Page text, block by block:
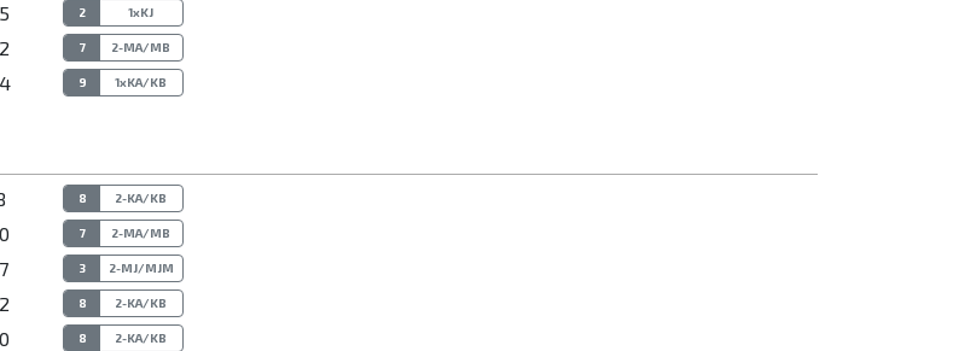
2 1xKJ
7 2-MA/MB
9 1xKA/KB
8 2-KA/KB
7 2-MA/MB
3 2-MJ/MJM
8 2-KA/KB
8 2-KA/KB